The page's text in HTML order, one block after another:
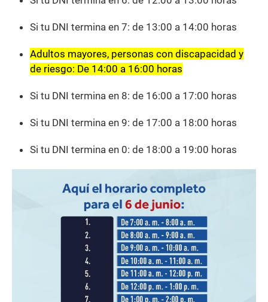
Si tu DNI termina en 7: de 13:00 a 14:00 horas
Adultos mayores, personas con discapacidad y
de riesgo: De 14:00 a 16:00 horas
Si tu DNI termina en 8: de 16:00 a 17:00 horas
Si tu DNI termina en 9: de 17:00 a 18:00 horas
Si tu DNI termina en 0: de 18:00 a 19:00 horas